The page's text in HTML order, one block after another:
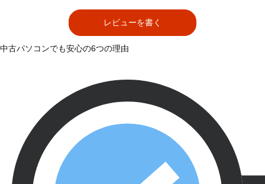
レビューを書く
中古パソコンでも安心の6つの理由